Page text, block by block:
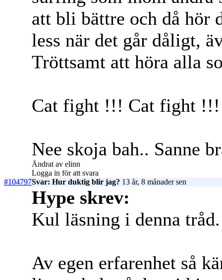
att bli bättre och då hör
less när det går dåligt,
Tröttsamt att höra alla
Cat fight !!! Cat fight
Nee skoja bah.. Sanne
Ändrat av elinn
Logga in för att svara
#104797Svar: Hur duktig blir jag? 13 år, 8 månader sen
Hype skrev:
Kul läsning i denna
Av egen erfarenhet så